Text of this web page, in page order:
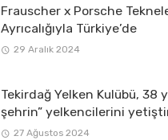
Frauscher x Porsche
Ayrıcalığıyla Türkiye’de
29 Aralık 2024
Tekirdağ Yelken Kulübü, 38
şehrin” yelkencilerini
27 Ağustos 2024